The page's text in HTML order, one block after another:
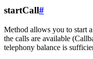
startCall#
Method allows you to start
the calls are available
telephony balance is